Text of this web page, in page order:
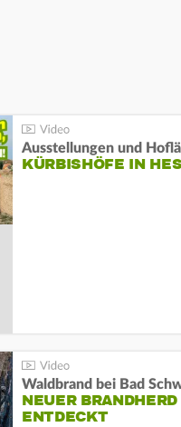
Ausstellungen und
KÜRBISHÖFE IN
Waldbrand bei Bad
NEUER BRANDHERD
ENTDECKT